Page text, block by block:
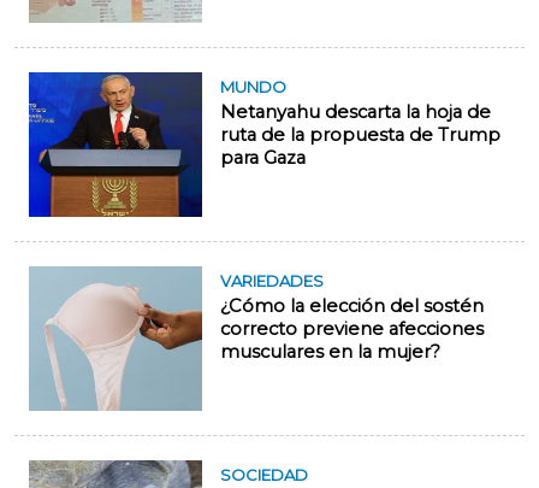
MUNDO
Netanyahu descarta la hoja de
ruta de la propuesta de Trump
para Gaza
VARIEDADES
¿Cómo la elección del sostén
correcto previene afecciones
musculares en la mujer?
SOCIEDAD